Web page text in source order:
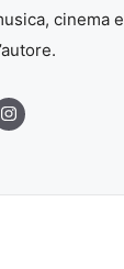
cinema e